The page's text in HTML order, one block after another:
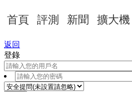
首頁 評測 新聞 擴大機
返回
登錄